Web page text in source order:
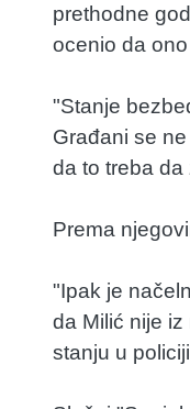
prethodne
ocenio da
"Stanje
Građani se
da to treba da
Prema
"Ipak je
da Milić nije
stanju u